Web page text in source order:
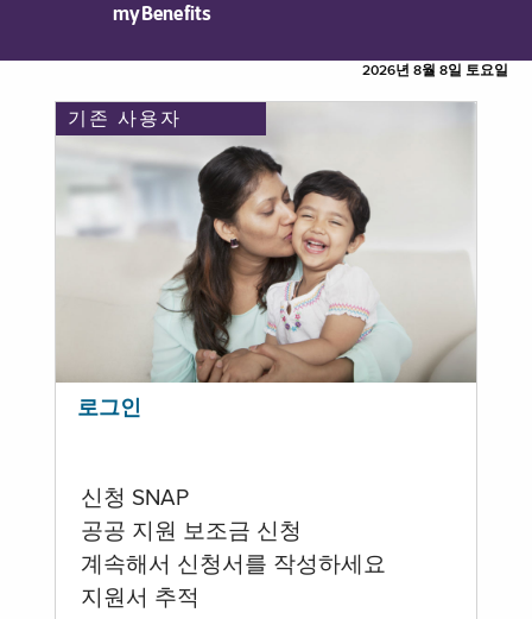
myBenefits
2026년 8월 8일 토요일
기존 사용자
로그인
신청 SNAP
공공 지원 보조금 신청
계속해서 신청서를 작성하세요
지원서 추적